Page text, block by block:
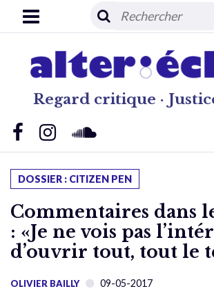
Regard critique ·
DOSSIER : CITIZEN PEN
Commentaires dans
: «Je ne vois pas
d’ouvrir tout, tout le
OLIVIER BAILLY 09-05-2017